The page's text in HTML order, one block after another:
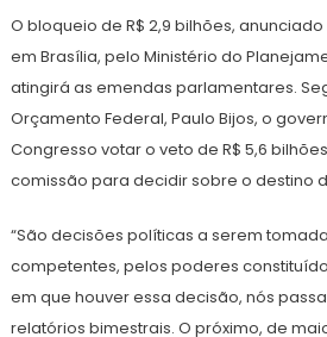
março
de
2024
O bloqueio de R$ 2,9 bilhões,
em Brasília, pelo Ministério do
atingirá as emendas parlamentares.
Orçamento Federal, Paulo Bijos, o
Congresso votar o veto de R$ 5,6
comissão para decidir sobre o destino
“São decisões políticas a serem
competentes, pelos poderes
em que houver essa decisão, nós
relatórios bimestrais. O próximo, de